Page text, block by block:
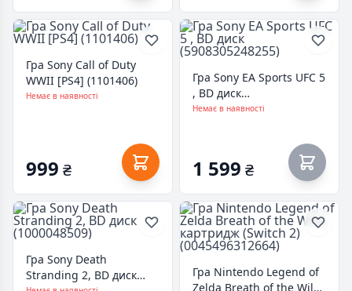
Гра Sony Call of Duty
WWII [PS4] (1101406)
Немає в наявності
999 ₴
Гра Sony EA Sports UFC 5
, BD диск
(5908305248255)
Немає в наявності
1 599 ₴
Гра Sony Death
Stranding 2, BD диск
Гра Nintendo Legend of
Zelda Breath of the Wild,